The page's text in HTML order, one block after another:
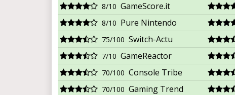
8/10 GameScore.it
8/10 Pure Nintendo
75/100 Switch-Actu
7/10 GameReactor
70/100 Console Tribe
70/100 Gaming Trend